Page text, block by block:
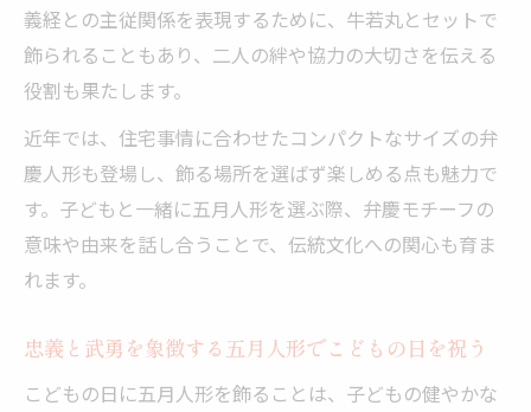
義経との主従関係を表現するために、牛若丸とセットで
飾られることもあり、二人の絆や協力の大切さを伝える
役割も果たします。
近年では、住宅事情に合わせたコンパクトなサイズの弁
慶人形も登場し、飾る場所を選ばず楽しめる点も魅力で
す。子どもと一緒に五月人形を選ぶ際、弁慶モチーフの
意味や由来を話し合うことで、伝統文化への関心も育ま
れます。
忠義と武勇を象徴する五月人形でこどもの日を祝う
こどもの日に五月人形を飾ることは、子どもの健やかな